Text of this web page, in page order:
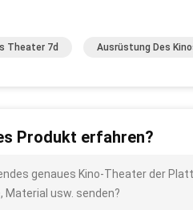
Theater 7d Ausrüstung Des
Produkt erfahren?
genaues Kino-Theater der
Material usw. senden?